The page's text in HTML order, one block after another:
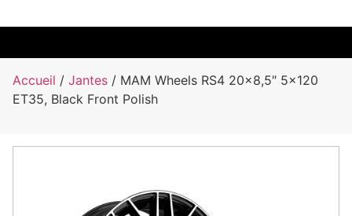
Accueil / Jantes / MAM Wheels RS4 20×8,5″ 5×120
ET35, Black Front Polish